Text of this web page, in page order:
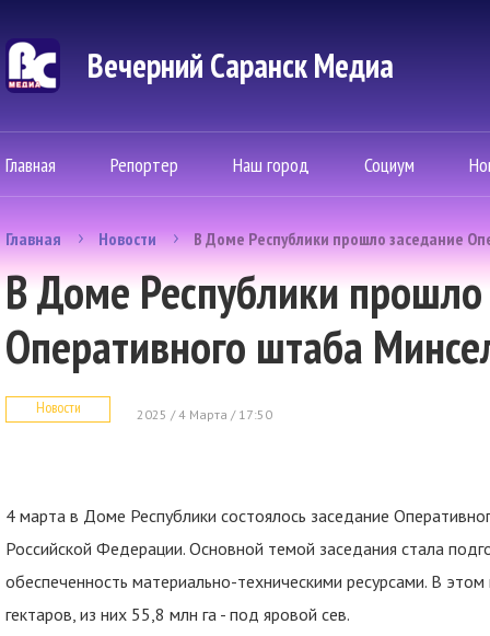
Вечерний Саранск Mедиа
Главная Репортер Наш город Социум
Главная Новости В Доме Республики прошло заседание
В Доме Республики прошло
Оперативного штаба
Новости 2025 / 4 Марта / 17:50
4 марта в Доме Республики состоялось заседание
Российской Федерации. Основной темой заседания стала
обеспеченность материально-техническими ресурсами. В
гектаров, из них 55,8 млн га - под яровой сев.